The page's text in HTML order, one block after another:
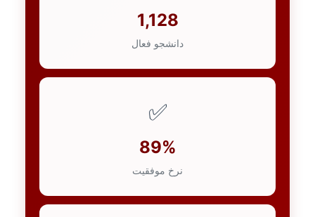
1,128
دانشجو فعال
✅
89%
نرخ موفقیت